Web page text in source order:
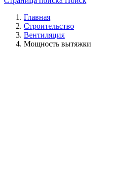
Главная
Строительство
Вентиляция
Мощность вытяжки